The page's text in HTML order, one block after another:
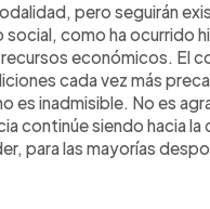
pero seguirán
como ha ocurrido
económicos. El
cada vez más
es inadmisible. No es
continúe siendo hacia
para las mayorías